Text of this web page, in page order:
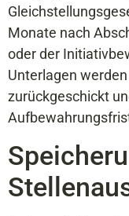
Monate nach
oder der
Unterlagen
zurückgeschickt